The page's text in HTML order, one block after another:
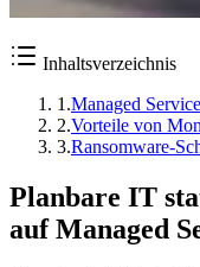
Inhaltsverzeichnis
1 .Managed
2.Vorteile von
3.Ransomware-
Planbare IT
auf Managed